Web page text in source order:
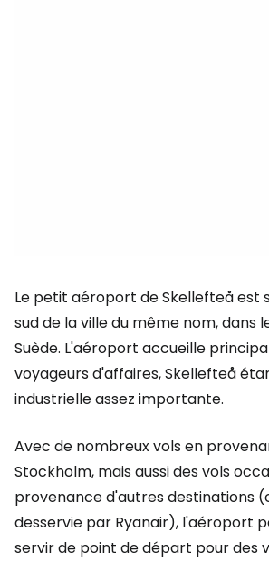
Le petit aéroport de Skellefteå est
sud de la ville du même nom, dans
Suède. L'aéroport accueille
voyageurs d'affaires, Skellefteå
industrielle assez importante.
Avec de nombreux vols en
Stockholm, mais aussi des vols
provenance d'autres destinations
desservie par Ryanair), l'aéroport
servir de point de départ pour des